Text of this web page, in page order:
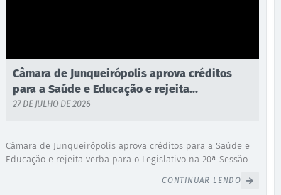
Câmara de Junqueirópolis aprova créditos
para a Saúde e Educação e rejeita...
27 DE JULHO DE 2026
Câmara de Junqueirópolis aprova créditos para a Saúde e
Educação e rejeita verba para o Legislativo na 20ª Sessão
realizou a sua 20ª Sessão Extraordinária da 19ª Legislatura,
CONTINUAR LENDO